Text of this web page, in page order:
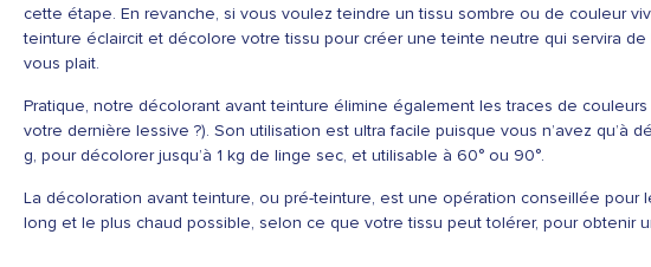
cette étape. En revanche, si vous voulez teindre un tissu sombre ou de couleur
teinture éclaircit et décolore votre tissu pour créer une teinte neutre qui servira
vous plait.
Pratique, notre décolorant avant teinture élimine également les traces de
votre dernière lessive ?). Son utilisation est ultra facile puisque vous n’avez
g, pour décolorer jusqu’à 1 kg de linge sec, et utilisable à 60° ou 90°.
La décoloration avant teinture, ou pré-teinture, est une opération conseillée
long et le plus chaud possible, selon ce que votre tissu peut tolérer, pour obtenir